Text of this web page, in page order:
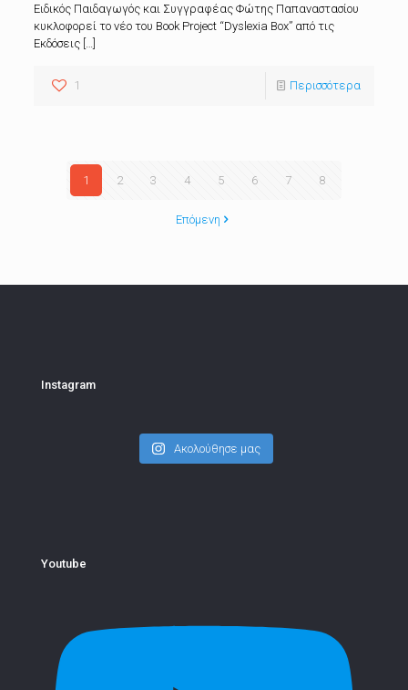
Ειδικός Παιδαγωγός και Συγγραφέας Φώτης Παπαναστασίου
κυκλοφορεί το νέο του Book Project “Dyslexia Box” από τις
Εκδόσεις[…]
1 Περισσότερα
1 2 3 4 5 6 7 8
Επόμενη
Instagram
Ακολούθησε μας
Youtube